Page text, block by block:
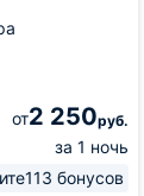
от2 250руб.
за 1 ночь
113 бонусов